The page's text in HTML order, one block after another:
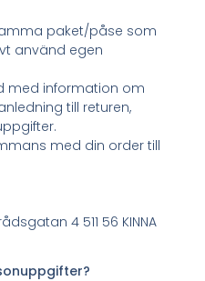
paket/påse som
använd egen
med information om
till returen,
med din order till
4 511 56 KINNA